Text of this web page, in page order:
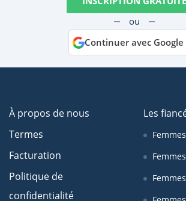
ou
Continuer avec Google
À propos de nous
Termes
Facturation
Politique de
confidentialité
Les